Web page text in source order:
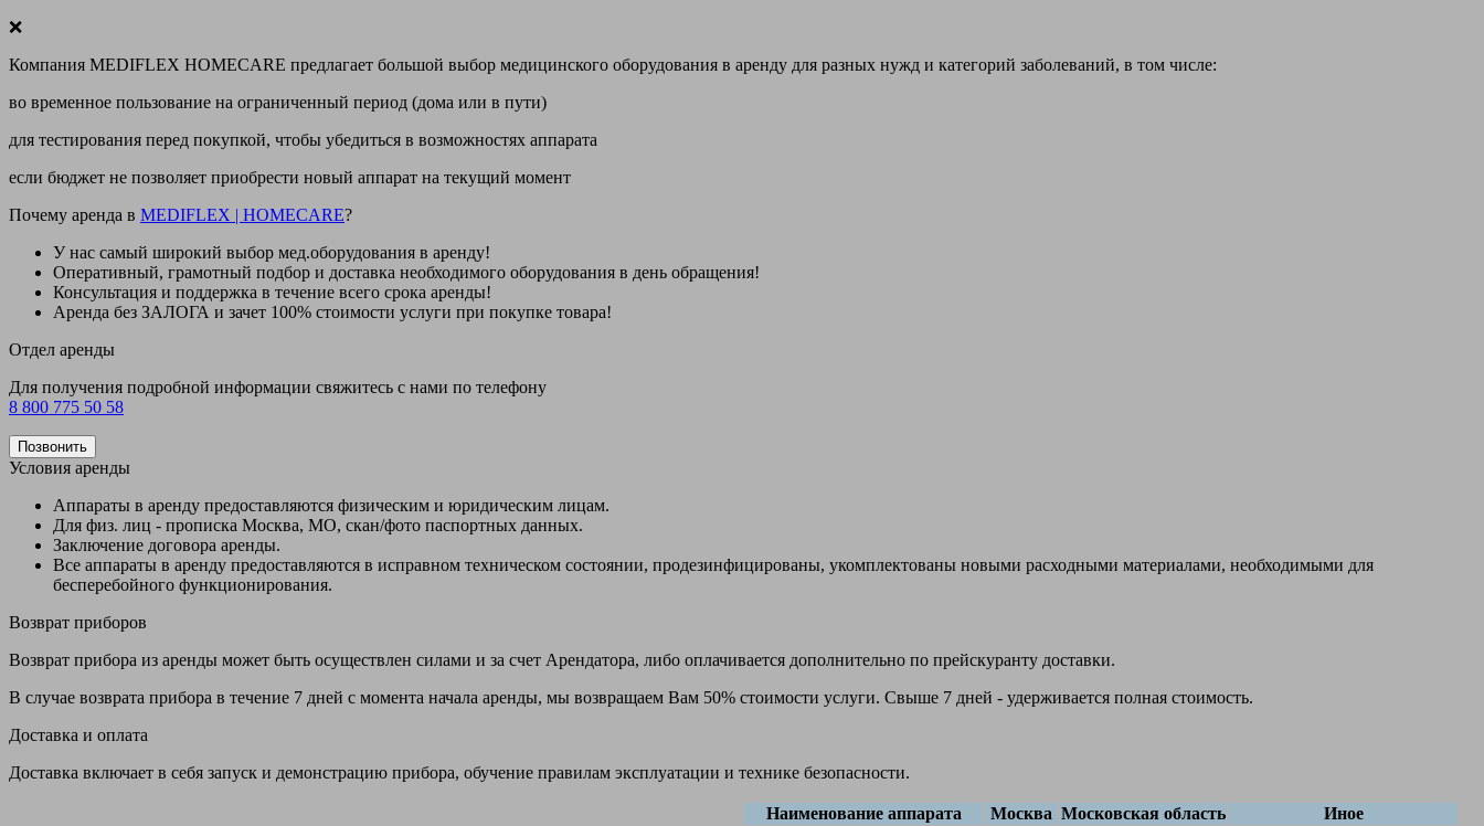
❌
Компания MEDIFLEX HOMECARE предлагает большой выбор медицинского оборудования в аренду для разных нужд и категорий заболеваний, в том числе:
во временное пользование на ограниченный период (дома или в пути)
для тестирования перед покупкой, чтобы убедиться в возможностях аппарата
если бюджет не позволяет приобрести новый аппарат на текущий момент
Почему аренда в MEDIFLEX | HOMECARE?
У нас самый широкий выбор мед.оборудования в аренду!
Оперативный, грамотный подбор и доставка необходимого оборудования в день обращения!
Консультация и поддержка в течение всего срока аренды!
Аренда без ЗАЛОГА и зачет 100% стоимости услуги при покупке товара!
Отдел аренды
Для получения подробной информации свяжитесь с нами по телефону
8 800 775 50 58
Позвонить
Условия аренды
Аппараты в аренду предоставляются физическим и юридическим лицам.
Для физ. лиц - прописка Москва, МО, скан/фото паспортных данных.
Заключение договора аренды.
Все аппараты в аренду предоставляются в исправном техническом состоянии, продезинфицированы, укомплектованы новыми расходными материалами, необходимыми для
бесперебойного функционирования.
Возврат приборов
Возврат прибора из аренды может быть осуществлен силами и за счет Арендатора, либо оплачивается дополнительно по прейскуранту доставки.
В случае возврата прибора в течение 7 дней с момента начала аренды, мы возвращаем Вам 50% стоимости услуги. Свыше 7 дней - удерживается полная стоимость.
Доставка и оплата
Доставка включает в себя запуск и демонстрацию прибора, обучение правилам эксплуатации и технике безопасности.
Наименование аппарата Москва Московская область
Иное